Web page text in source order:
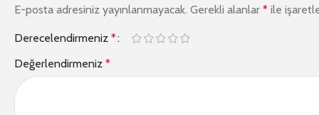
E-posta adresiniz yayınlanmayacak. Gerekli alanlar * ile
Derecelendirmeniz *
Değerlendirmeniz *